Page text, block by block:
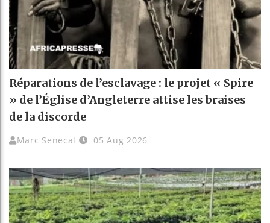
Réparations de l’esclavage : le projet « Spire
» de l’Église d’Angleterre attise les braises
de la discorde
Marc Senecal 05 Aug 2026